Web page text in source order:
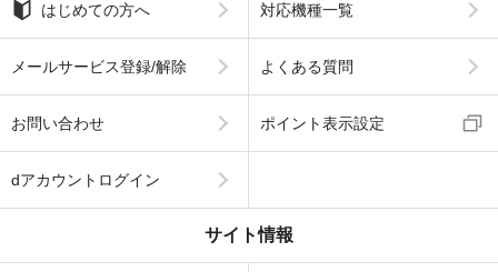
はじめての方へ 対応機種一覧
メールサービス登録/解除 よくある質問
お問い合わせ ポイント表示設定
dアカウントログイン
サイト情報